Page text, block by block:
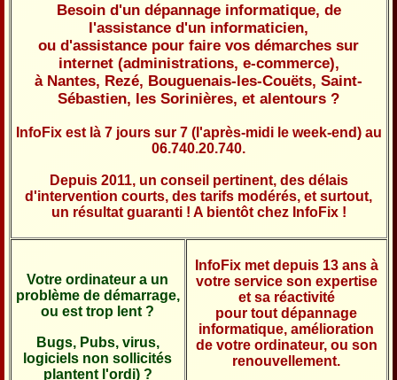
Besoin d'un dépannage informatique, de
l'assistance d'un informaticien,
ou d'assistance pour faire vos démarches sur
internet (administrations, e-commerce),
à Nantes, Rezé, Bouguenais-les-Couëts, Saint-
Sébastien, les Sorinières, et alentours ?
InfoFix est là 7 jours sur 7 (l'après-midi le week-end) au
06.740.20.740.
Depuis 2011, un conseil pertinent, des délais
d'intervention courts, des tarifs modérés, et surtout,
un résultat guaranti ! A bientôt chez InfoFix !
Votre ordinateur a un
problème de démarrage,
ou est trop lent ?
Bugs, Pubs, virus,
logiciels non sollicités
plantent l'ordi) ?
InfoFix met depuis 13 ans à
votre service son expertise
et sa réactivité
pour tout dépannage
informatique, amélioration
de votre ordinateur, ou son
renouvellement.